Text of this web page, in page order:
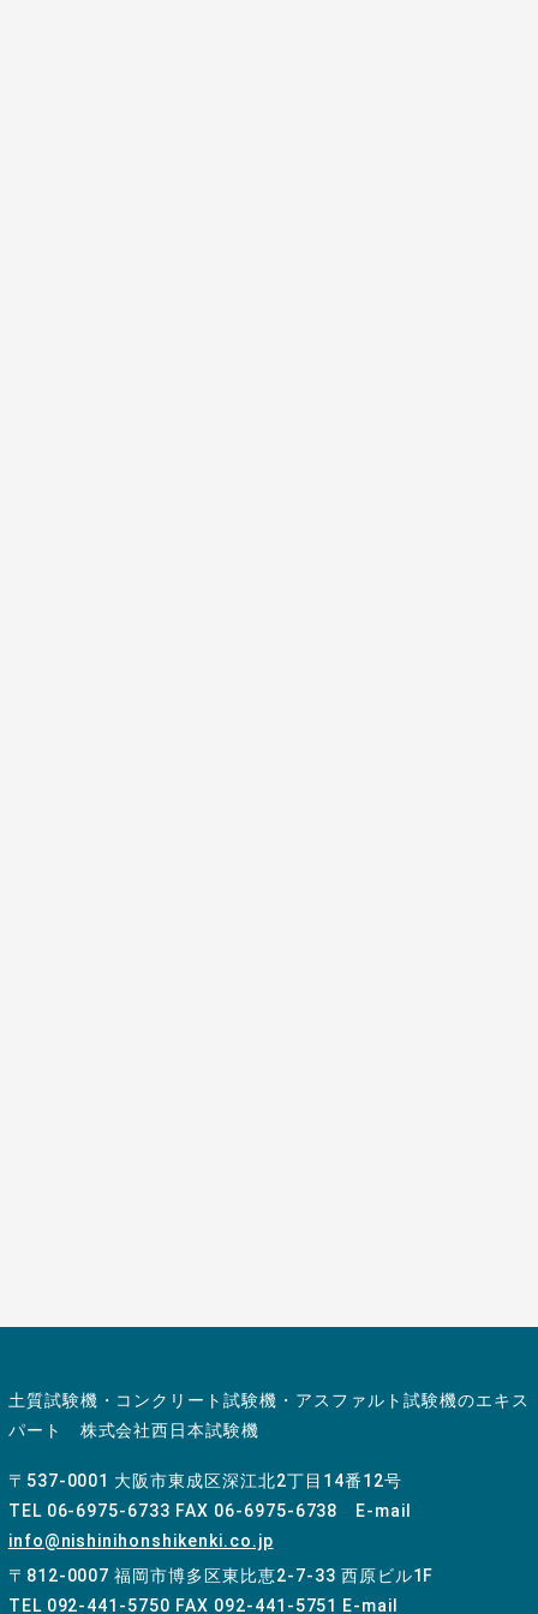
土質試験機・コンクリート試験機・アスファルト試験機のエキス
パート 株式会社西日本試験機
〒537-0001 大阪市東成区深江北2丁目14番12号
TEL 06-6975-6733 FAX 06-6975-6738 E-mail
info@nishinihonshikenki.co.jp
〒812-0007 福岡市博多区東比恵2-7-33 西原ビル1F
TEL 092-441-5750 FAX 092-441-5751 E-mail